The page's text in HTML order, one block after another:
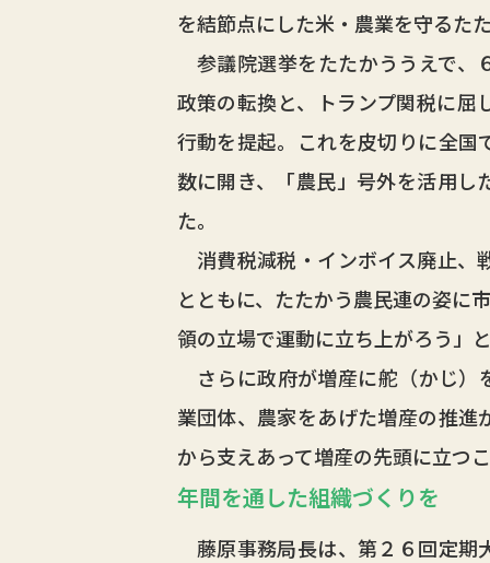
を結節点にした米・農業を守るた
参議院選挙をたたかううえで、
政策の転換と、トランプ関税に
行動を提起。これを皮切りに全国
数に開き、「農民」号外を活用し
た。
消費税減税・インボイス廃止、
とともに、たたかう農民連の姿に
領の立場で運動に立ち上がろう」
さらに政府が増産に舵（かじ）
業団体、農家をあげた増産の推
から支えあって増産の先頭に立つ
年間を通した組織づくりを
藤原事務局長は、第２６回定期